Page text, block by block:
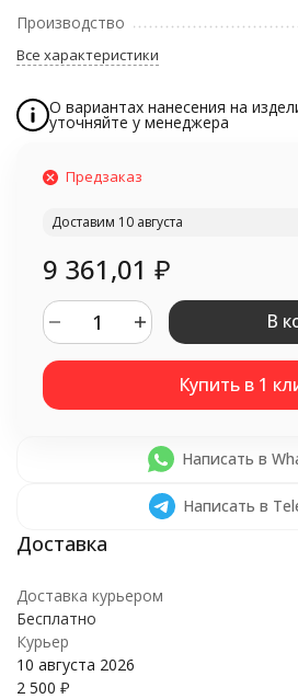
Производство
Все характеристики
О вариантах нанесения на
уточняйте у менеджера
Предзаказ
Доставим 10 августа
9 361,01 ₽
В
Написать в
Написать в
Доставка курьером
Бесплатно
Курьер
10 августа 2026
2 500 ₽